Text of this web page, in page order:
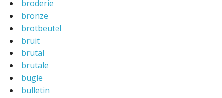
broderie
bronze
brotbeutel
bruit
brutal
brutale
bugle
bulletin